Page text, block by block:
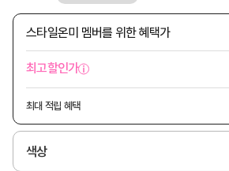
스타일온미 멤버를 위한 혜택가
최고할인가
최대 적립 혜택
색상